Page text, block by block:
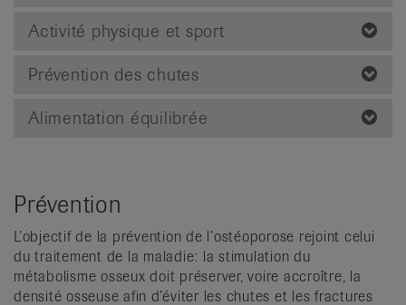
Activité physique et sport
Prévention des chutes
Alimentation équilibrée
Prévention
L’objectif de la prévention de l’ostéoporose rejoint celui
du traitement de la maladie: la stimulation du
métabolisme osseux doit préserver, voire accroître, la
densité osseuse afin d’éviter les chutes et les fractures